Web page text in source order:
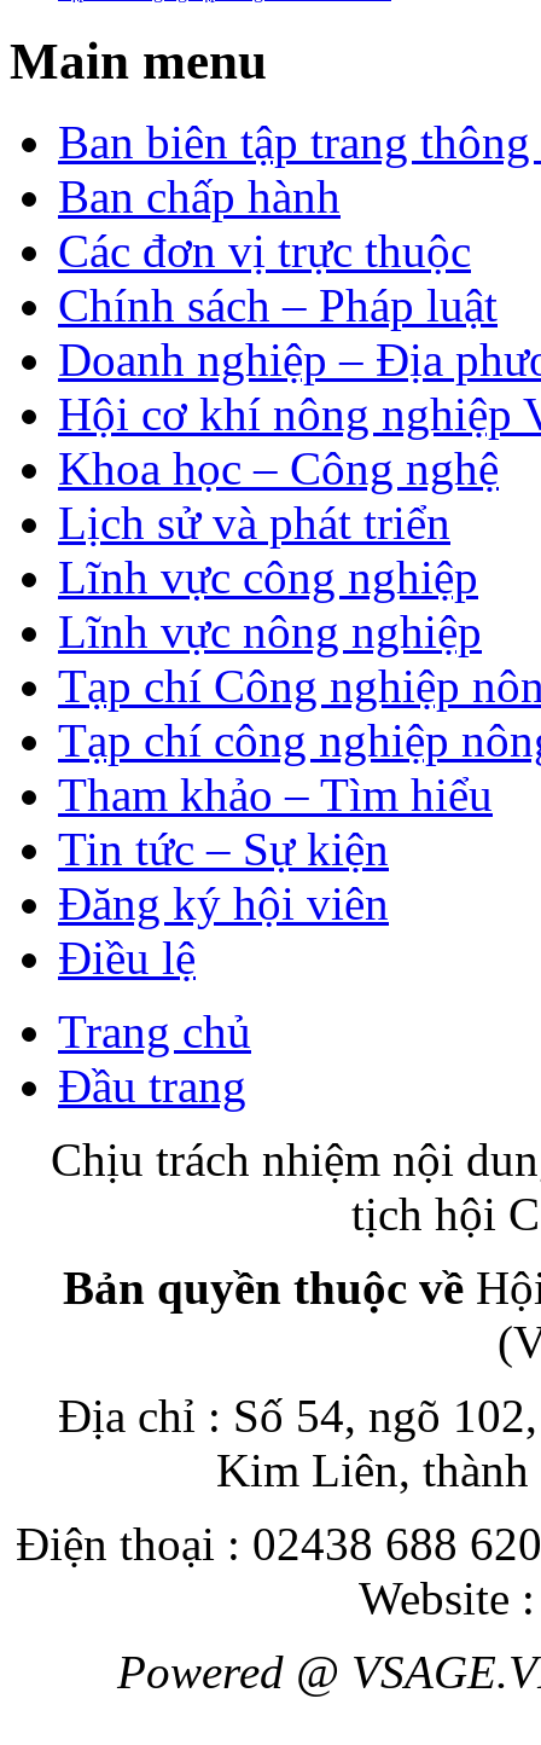
Main menu
Ban biên tập trang
Ban chấp hành
Các đơn vị trực thuộc
Chính sách – Pháp luật
Doanh nghiệp – Địa
Hội cơ khí nông nghiệp
Khoa học – Công nghệ
Lịch sử và phát triển
Lĩnh vực công nghiệp
Lĩnh vực nông nghiệp
Tạp chí Công nghiệp
Tạp chí công nghiệp
Tham khảo – Tìm hiểu
Tin tức – Sự kiện
Đăng ký hội viên
Điều lệ
Trang chủ
Đầu trang
Chịu trách nhiệm nội
tịch hội
Bản quyền thuộc về
Địa chỉ : Số 54, ngõ
Kim Liên,
Điện thoại : 02438 688
Website
Powered @